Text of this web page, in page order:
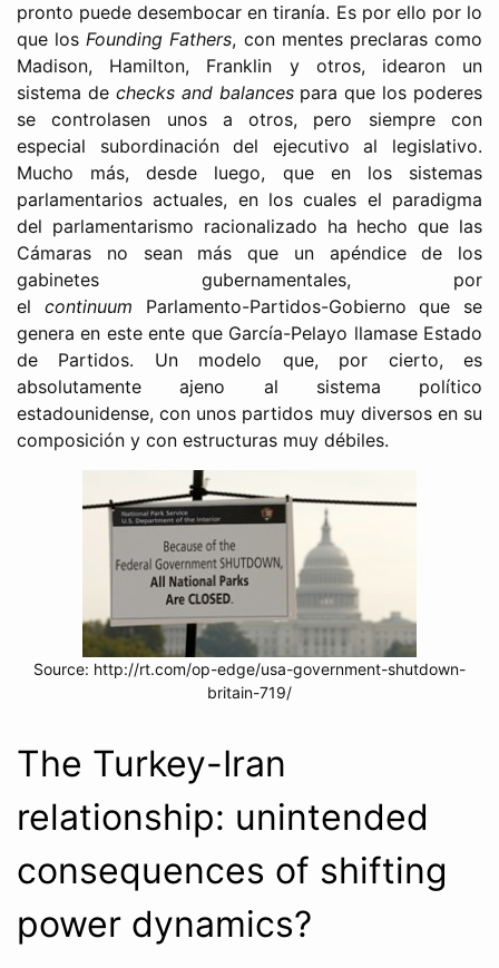
pronto puede desembocar en tiranía. Es por ello por lo
que los Founding Fathers, con mentes preclaras como
Madison, Hamilton, Franklin y otros, idearon un
sistema de checks and balancespara que los poderes
se controlasen unos a otros, pero siempre con
especial subordinación del ejecutivo al legislativo.
Mucho más, desde luego, que en los sistemas
parlamentarios actuales, en los cuales el paradigma
del parlamentarismo racionalizado ha hecho que las
Cámaras no sean más que un apéndice de los
gabinetes gubernamentales, por
el continuum Parlamento-Partidos-Gobierno que se
genera en este ente que García-Pelayo llamase Estado
de Partidos. Un modelo que, por cierto, es
absolutamente ajeno al sistema político
estadounidense, con unos partidos muy diversos en su
composición y con estructuras muy débiles.
Source: http://rt.com/op-edge/usa-government-shutdown-
britain-719/
The Turkey-Iran
relationship: unintended
consequences of shifting
power dynamics?